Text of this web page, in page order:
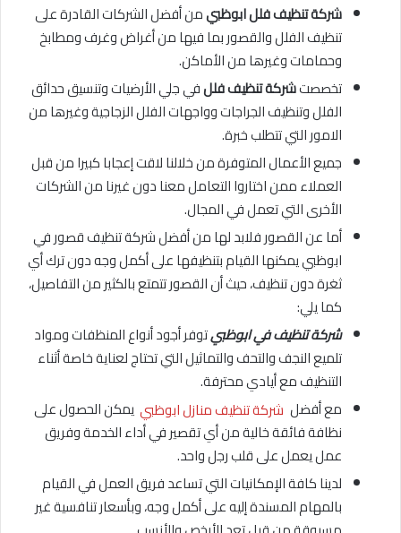
شركة تنظيف فلل ابوظبيمن أفضل الشركات القادرة على
تنظيف الفلل والقصور بما فيها من أغراض وغرف ومطابخ
وحمامات وغيرها من الأماكن.
تخصصتشركة تنظيف فللفي جلي الأرضيات وتنسيق حدائق
الفلل وتنظيف الجراجات وواجهات الفلل الزجاجية وغيرها من
الامور التي تتطلب خبرة.
جميع الأعمال المتوفرة من خلالنا لاقت إعجابا كبيرا من قبل
العملاء ممن اختاروا التعامل معنا دون غيرنا من الشركات
الأخرى التي تعمل في المجال.
أما عن القصور فلابد لها من أفضل شركة تنظيف قصور في
ابوظبي يمكنها القيام بتنظيفها على أكمل وجه دون ترك أي
ثغرة دون تنظيف، حيث أن القصور تتمتع بالكثير من التفاصيل،
كما يلي:
شركة تنظيف في ابوظبيتوفر أجود أنواع المنظفات ومواد
تلميع النجف والتحف والتماثيل التي تحتاج لعناية خاصة أثناء
التنظيف مع أيادي محترفة.
مع أفضل شركة تنظيف منازل ابوظبي يمكن الحصول على
نظافة فائقة خالية من أي تقصير في أداء الخدمة وفريق
عمل يعمل على قلب رجل واحد.
لدينا كافة الإمكانيات التي تساعد فريق العمل في القيام
بالمهام المسندة إليه على أكمل وجه، وبأسعار تنافسية غير